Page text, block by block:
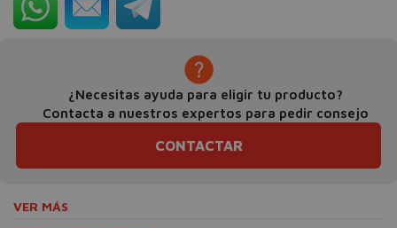
¿Necesitas ayuda para eligir tu producto?
Contacta a nuestros expertos para pedir consejo
CONTACTAR
VER MÁS